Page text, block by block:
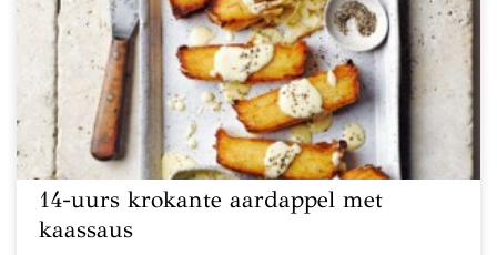
14-uurs krokante aardappel met
kaassaus